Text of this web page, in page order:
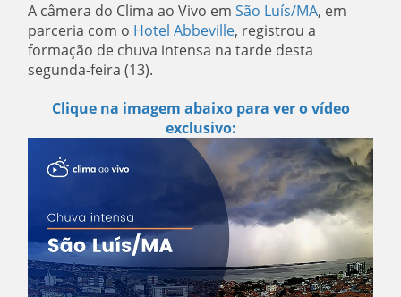
A câmera do Clima ao Vivo emSão Luís/MA, em
parceria com o Hotel Abbeville, registrou a
formação de chuva intensa na tarde desta
segunda-feira (13).
Clique na imagem abaixo para ver o vídeo
exclusivo: